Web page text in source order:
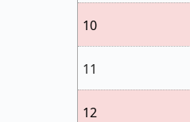
10
11
12